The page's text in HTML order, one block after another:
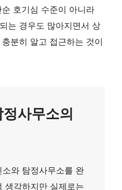
호기심 수준이 아니라
는 경우도 많아지면서 상
분히 알고 접근하는 것이
사무소의
와 탐정사무소를 완
생각하지만 실제로는